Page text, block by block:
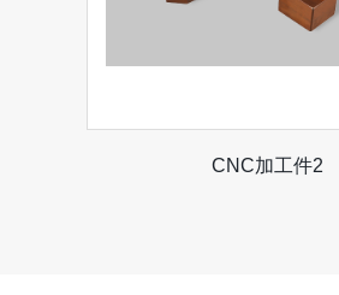
CNC加工件2